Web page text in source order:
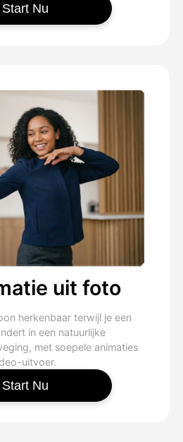
Start Nu
uit foto
herkenbaar terwijl je een
in een natuurlijke
met soepele animaties
uitvoer.
Start Nu